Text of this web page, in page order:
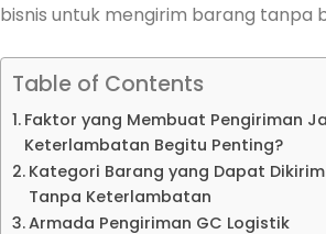
bisnis untuk mengirim barang tanpa
Table of Contents
Faktor yang Membuat Pengiriman
Keterlambatan Begitu Penting?
Kategori Barang yang Dapat
Tanpa Keterlambatan
Armada Pengiriman GC Logistik